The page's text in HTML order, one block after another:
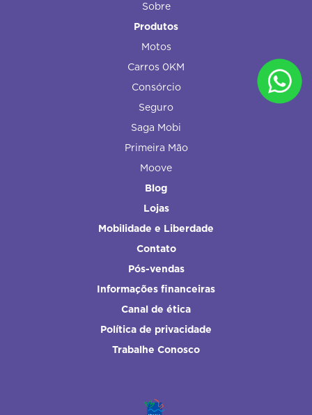
Sobre
Produtos
Motos
Carros 0KM
Consórcio
Seguro
Saga Mobi
Primeira Mão
Moove
Blog
Lojas
Mobilidade e Liberdade
Contato
Pós-vendas
Informações financeiras
Canal de ética
Política de privacidade
Trabalhe Conosco